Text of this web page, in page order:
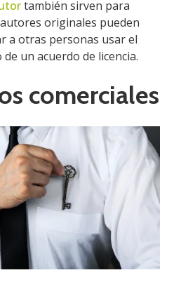
también sirven para
originales pueden
a otras personas usar el
un acuerdo de licencia.
comerciales